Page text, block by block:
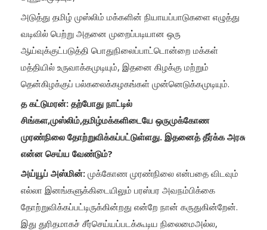
அடுத்து தமிழ் முஸ்லிம் மக்களின் நியாயப்பாடுகளை எழுத்து
வடிவில் பெற்று அதனை முறைப்படியான ஒரு
ஆய்வுக்குட்படுத்தி பொதுநிலைப்பாட்டொன்றை மக்கள்
மத்தியில் உருவாக்கமுடியும், இதனை கிழக்கு மற்றும்
தென்கிழக்குப் பல்கலைக்கழகங்கள் முன்னெடுக்கமுடியும்.
த கட்டுமரன்: தற்போது நாட்டில்
சிங்கள,முஸ்லிம்,தமிழ்மக்களிடையே ஒருமுக்கோண
முரண்நிலை தோற்றுவிக்கப்பட்டுள்ளது. இதனைத் தீர்க்க அரசு
என்ன செய்ய வேண்டும்?
அய்யூப் அஸ்மின்: முக்கோண முரண்நிலை என்பதை விடவும்
எல்லா இனங்களுக்கிடையிலும் பரஸ்பர அவநம்பிக்கை
தோற்றுவிக்கப்பட்டிருக்கின்றது என்றே நான் கருதுகின்றேன்.
இது துரிதமாகச் சீர்செய்யப்படக்கூடிய நிலைமைஅல்ல,